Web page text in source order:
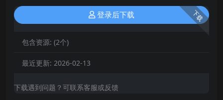
下载
登录后下载
包含资源: (2个)
最近更新: 2026-02-13
下载遇到问题？可联系客服或反馈